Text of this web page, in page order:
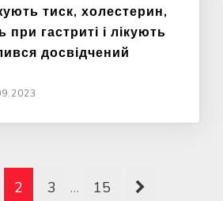
тиск, холестерин,
гастриті і лікують
досвідчений
2 3 … 15